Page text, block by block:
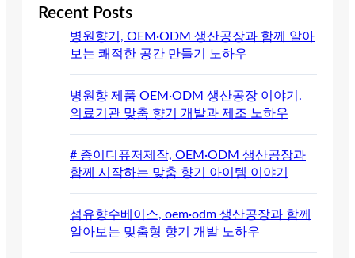
Recent Posts
병원향기, OEM·ODM 생산공장과 함께 알아
보는 쾌적한 공간 만들기 노하우
병원향 제품 OEM·ODM 생산공장 이야기.
의료기관 맞춤 향기 개발과 제조 노하우
# 종이디퓨저제작, OEM·ODM 생산공장과
함께 시작하는 맞춤 향기 아이템 이야기
섬유향수베이스, oem·odm 생산공장과 함께
알아보는 맞춤형 향기 개발 노하우